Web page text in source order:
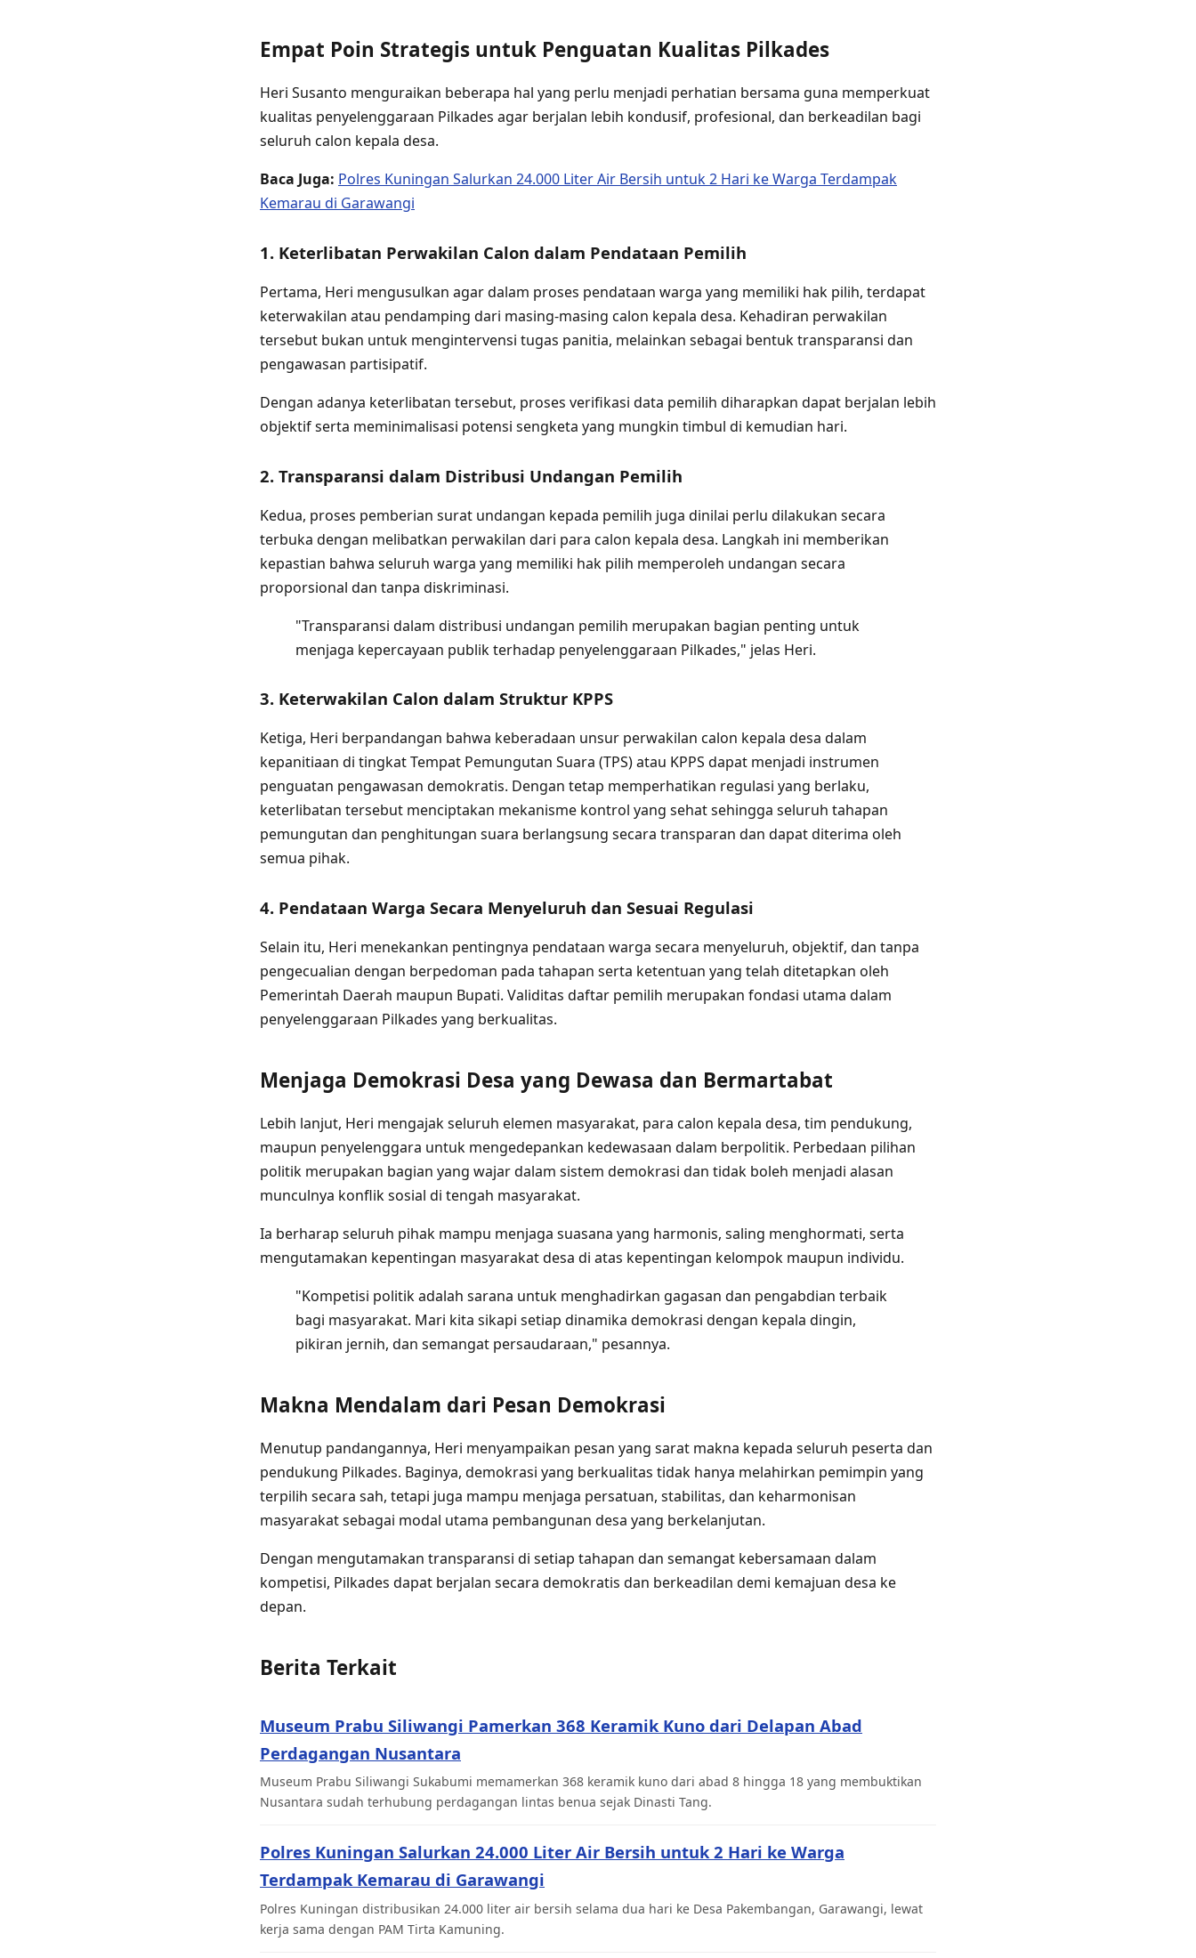
Empat Poin Strategis untuk Penguatan Kualitas Pilkades
Heri Susanto menguraikan beberapa hal yang perlu menjadi perhatian bersama guna memperkuat
kualitas penyelenggaraan Pilkades agar berjalan lebih kondusif, profesional, dan berkeadilan bagi
seluruh calon kepala desa.
Baca Juga: Polres Kuningan Salurkan 24.000 Liter Air Bersih untuk 2 Hari ke Warga Terdampak
Kemarau di Garawangi
1. Keterlibatan Perwakilan Calon dalam Pendataan Pemilih
Pertama, Heri mengusulkan agar dalam proses pendataan warga yang memiliki hak pilih, terdapat
keterwakilan atau pendamping dari masing-masing calon kepala desa. Kehadiran perwakilan
tersebut bukan untuk mengintervensi tugas panitia, melainkan sebagai bentuk transparansi dan
pengawasan partisipatif.
Dengan adanya keterlibatan tersebut, proses verifikasi data pemilih diharapkan dapat berjalan lebih
objektif serta meminimalisasi potensi sengketa yang mungkin timbul di kemudian hari.
2. Transparansi dalam Distribusi Undangan Pemilih
Kedua, proses pemberian surat undangan kepada pemilih juga dinilai perlu dilakukan secara
terbuka dengan melibatkan perwakilan dari para calon kepala desa. Langkah ini memberikan
kepastian bahwa seluruh warga yang memiliki hak pilih memperoleh undangan secara
proporsional dan tanpa diskriminasi.
"Transparansi dalam distribusi undangan pemilih merupakan bagian penting untuk
menjaga kepercayaan publik terhadap penyelenggaraan Pilkades," jelas Heri.
3. Keterwakilan Calon dalam Struktur KPPS
Ketiga, Heri berpandangan bahwa keberadaan unsur perwakilan calon kepala desa dalam
kepanitiaan di tingkat Tempat Pemungutan Suara (TPS) atau KPPS dapat menjadi instrumen
penguatan pengawasan demokratis. Dengan tetap memperhatikan regulasi yang berlaku,
keterlibatan tersebut menciptakan mekanisme kontrol yang sehat sehingga seluruh tahapan
pemungutan dan penghitungan suara berlangsung secara transparan dan dapat diterima oleh
semua pihak.
4. Pendataan Warga Secara Menyeluruh dan Sesuai Regulasi
Selain itu, Heri menekankan pentingnya pendataan warga secara menyeluruh, objektif, dan tanpa
pengecualian dengan berpedoman pada tahapan serta ketentuan yang telah ditetapkan oleh
Pemerintah Daerah maupun Bupati. Validitas daftar pemilih merupakan fondasi utama dalam
penyelenggaraan Pilkades yang berkualitas.
Menjaga Demokrasi Desa yang Dewasa dan Bermartabat
Lebih lanjut, Heri mengajak seluruh elemen masyarakat, para calon kepala desa, tim pendukung,
maupun penyelenggara untuk mengedepankan kedewasaan dalam berpolitik. Perbedaan pilihan
politik merupakan bagian yang wajar dalam sistem demokrasi dan tidak boleh menjadi alasan
munculnya konflik sosial di tengah masyarakat.
Ia berharap seluruh pihak mampu menjaga suasana yang harmonis, saling menghormati, serta
mengutamakan kepentingan masyarakat desa di atas kepentingan kelompok maupun individu.
"Kompetisi politik adalah sarana untuk menghadirkan gagasan dan pengabdian terbaik
bagi masyarakat. Mari kita sikapi setiap dinamika demokrasi dengan kepala dingin,
pikiran jernih, dan semangat persaudaraan," pesannya.
Makna Mendalam dari Pesan Demokrasi
Menutup pandangannya, Heri menyampaikan pesan yang sarat makna kepada seluruh peserta dan
pendukung Pilkades. Baginya, demokrasi yang berkualitas tidak hanya melahirkan pemimpin yang
terpilih secara sah, tetapi juga mampu menjaga persatuan, stabilitas, dan keharmonisan
masyarakat sebagai modal utama pembangunan desa yang berkelanjutan.
Dengan mengutamakan transparansi di setiap tahapan dan semangat kebersamaan dalam
kompetisi, Pilkades dapat berjalan secara demokratis dan berkeadilan demi kemajuan desa ke
depan.
Berita Terkait
Museum Prabu Siliwangi Pamerkan 368 Keramik Kuno dari Delapan Abad
Perdagangan Nusantara
Museum Prabu Siliwangi Sukabumi memamerkan 368 keramik kuno dari abad 8 hingga 18 yang membuktikan
Nusantara sudah terhubung perdagangan lintas benua sejak Dinasti Tang.
Polres Kuningan Salurkan 24.000 Liter Air Bersih untuk 2 Hari ke Warga
Terdampak Kemarau di Garawangi
Polres Kuningan distribusikan 24.000 liter air bersih selama dua hari ke Desa Pakembangan, Garawangi, lewat
kerja sama dengan PAM Tirta Kamuning.